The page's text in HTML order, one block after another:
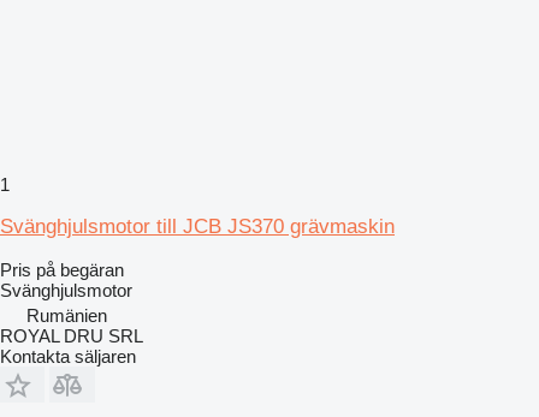
1
Svänghjulsmotor till JCB JS370 grävmaskin
Pris på begäran
Svänghjulsmotor
Rumänien
ROYAL DRU SRL
Kontakta säljaren